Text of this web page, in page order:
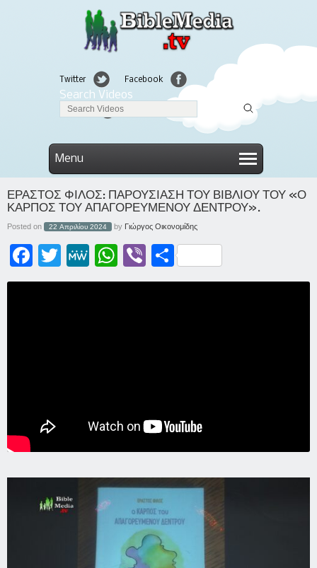
Twitter Facebook
Linkedin
Search Videos
Menu
ΕΡΑΣΤΟΣ ΦΙΛΟΣ: ΠΑΡΟΥΣΙΑΣΗ ΤΟΥ ΒΙΒΛΙΟΥ ΤΟΥ «Ο
ΚΑΡΠΟΣ ΤΟΥ ΑΠΑΓΟΡΕΥΜΕΝΟΥ ΔΕΝΤΡΟΥ».
Posted on 22 Απριλίου 2024 by Γιώργος Οικονομίδης
Facebook Twitter MeWe WhatsAppViber Μοιραστείτε